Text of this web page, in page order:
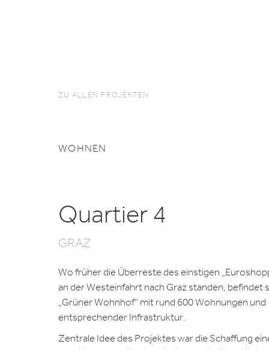
ZU ALLEN PROJEKTEN
WOHNEN
Quartier 4
GRAZ
Wo früher die Überreste des einstigen
an der Westeinfahrt nach Graz standen, befindet
„Grüner Wohnhof“ mit rund 600 Wohnungen und
entsprechender Infrastruktur.
Zentrale Idee des Projektes war die Schaffung